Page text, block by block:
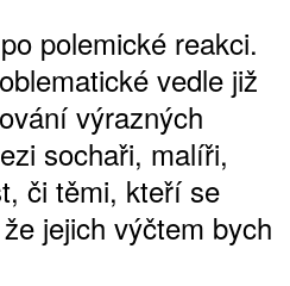
polemické reakci.
vedle již
výrazných
sochaři, malíři,
či těmi, kteří se
jejich výčtem bych